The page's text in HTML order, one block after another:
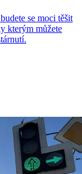
se moci těšit
kterým můžete